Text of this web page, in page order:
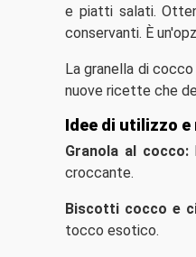
e piatti salati.
conservanti. È
La granella di
nuove ricette che
Idee di utilizzo
Granola al cocco:
croccante.
Biscotti cocco e
tocco esotico.